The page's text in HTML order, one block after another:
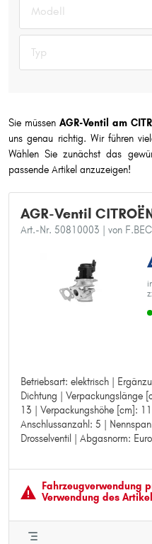
Modell
Typ
Sie müssen AGR-Ventil am
uns genau richtig. Wir führen
Wählen Sie zunächst das
passende Artikel anzuzeigen!
AGR-Ventil
Art.-Nr. 50810003 | von
Betriebsart: elektrisch |
Dichtung | Verpackungslänge
13 | Verpackungshöhe [cm]:
Anschlussanzahl: 5 |
Drosselventil | Abgasnorm:
Betriebsart: elektrisch
Ergänzungsartikel/
Verpackungslänge [cm]: 18
Verpackungsbreite [cm]: 13
Verpackungshöhe [cm]: 11
Anschlussanzahl: 5
Nennspannung [V]: 12
Ventilart: Drosselventil
Ventilart: Magnetventil
Fahrzeugver­wendung
Verwendung des